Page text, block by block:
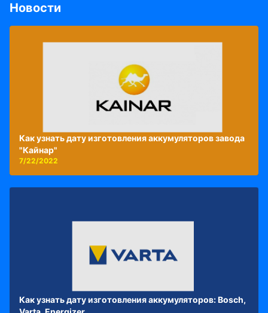
Новости
Как узнать дату изготовления аккумуляторов завода
"Кайнар"
7/22/2022
Как узнать дату изготовления аккумуляторов: Bosch,